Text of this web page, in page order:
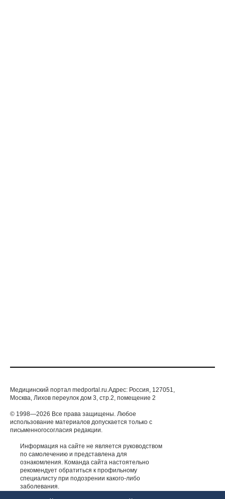
Медицинский портал medportal.ru.Адрес: Россия, 127051,
Москва, Лихов переулок дом 3, стр.2, помещение 2
© 1998—2026 Все права защищены. Любое
использование материалов допускается только с
письменногосогласия редакции.
Информация на сайте не является руководством
по самолечению и представлена для
ознакомления. Команда сайта настоятельно
рекомендует обратиться к профильному
специалисту при подозрении какого-либо
заболевания.